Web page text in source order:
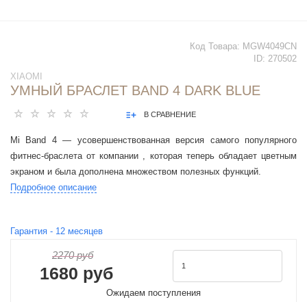
Код Товара: MGW4049CN
ID: 270502
XIAOMI
УМНЫЙ БРАСЛЕТ BAND 4 DARK BLUE
В СРАВНЕНИЕ
Mi Band 4 — усовершенствованная версия самого популярного
фитнес-браслета от компании , которая теперь обладает цветным
экраном и была дополнена множеством полезных функций.
Подробное описание
Гарантия - 12 месяцев
2270 руб
1680 руб
Ожидаем поступления